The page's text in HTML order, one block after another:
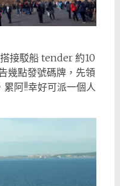
接駁船 tender 約10
幾點發號碼牌，先領
阿!!幸好可派一個人